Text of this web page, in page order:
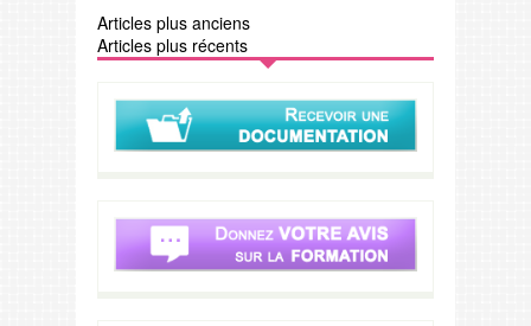
Articles plus anciens
Articles plus récents